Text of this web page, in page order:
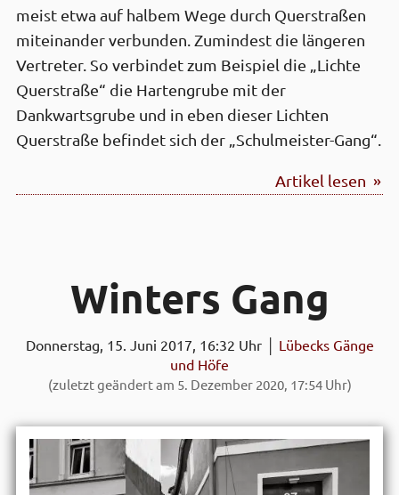
meist etwa auf halbem Wege durch Querstraßen
miteinander verbunden. Zumindest die längeren
Vertreter. So verbindet zum Beispiel die „Lichte
Querstraße“ die Hartengrube mit der
Dankwartsgrube und in eben dieser Lichten
Querstraße befindet sich der „Schulmeister-Gang“.
Artikel lesen »
Winters Gang
Donnerstag, 15. Juni 2017, 16:32 Uhr │ Lübecks Gänge
und Höfe
(zuletzt geändert am 5. Dezember 2020, 17:54 Uhr)